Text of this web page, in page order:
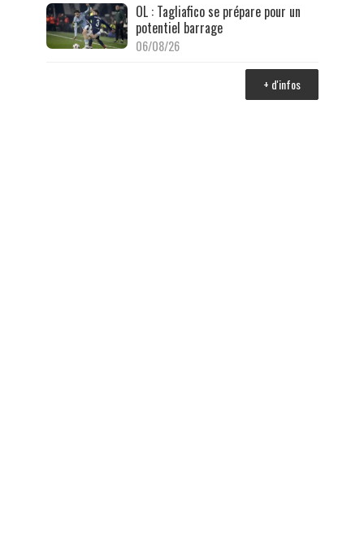
OL : Tagliafico se prépare pour un
potentiel barrage
06/08/26
+ d'infos